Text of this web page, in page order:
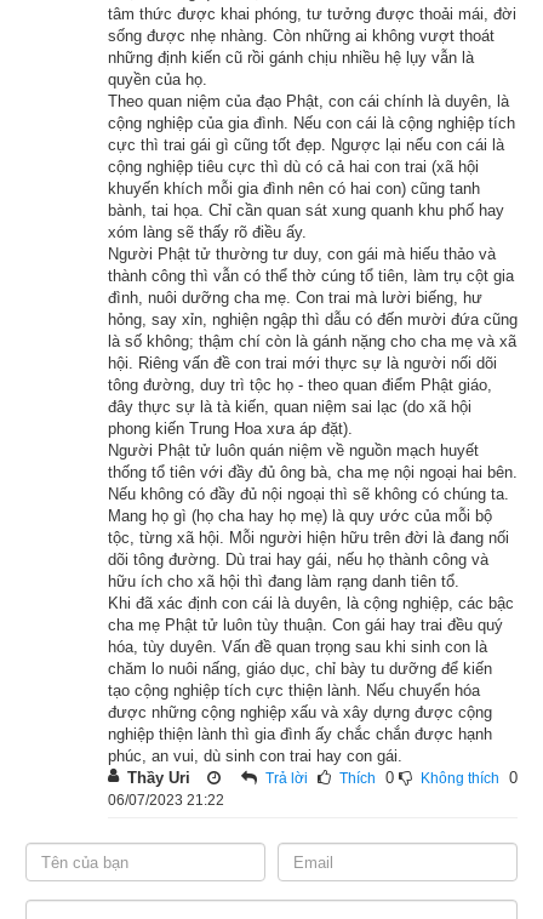
mà còn có nhiều tính năng nâng cao khác như xem ngày
xung khắc với tuổi, xem ngày theo Kinh Kim Phù, Xem ngày
theo Lục Diệu, xem ngày theo Đổng Công tuyển nhật (12
Bành Tổ kỵ nhật, xem ngày xuất hành theo Khổng Minh,
chọn hướng tốt xuất hành , xem giờ tốt theo Lý Thuần Phong
Quỷ Cốc Tử, xem ngày tốt xấu theo dân gian…nên vinh dự
được độc giả bình chọn là phần mềm lịch vạn niên số 1 hiện
nay. Phiên bản lịch vạn niên 202
3 hoàn toàn mới của chúng tôi
không những giao diện đẹp, dễ sử dụng mà còn luận giải
chính xác và chi tiết từng mục giúp độc giả dễ dàng lựa chọn
được ngày tốt, giờ đẹp để khởi sự công việc. Hãy thử một lần
để cảm nhận sự khác biệt so với các phần mềm lịch vạn sự
Lịch vạn niên - Chọn giờ tốt ngày đẹp
Ngày cần xem
Ngày khởi sự (DL)
Giờ khởi sự
Xem ngày
tâm thức được khai phóng, tư tưởng được thoải mái, đời
sống được nhẹ nhàng. Còn những ai không vượt thoát
những định kiến cũ rồi gánh chịu nhiều hệ lụy vẫn là
quyền của họ.
Theo quan niệm của đạo Phật, con cái chính là duyên, là
cộng nghiệp của gia đình. Nếu con cái là cộng nghiệp tích
cực thì trai gái gì cũng tốt đẹp. Ngược lại nếu con cái là
cộng nghiệp tiêu cực thì dù có cả hai con trai (xã hội
khuyến khích mỗi gia đình nên có hai con) cũng tanh
bành, tai họa. Chỉ cần quan sát xung quanh khu phố hay
xóm làng sẽ thấy rõ điều ấy.
Người Phật tử thường tư duy, con gái mà hiếu thảo và
thành công thì vẫn có thể thờ cúng tổ tiên, làm trụ cột gia
đình, nuôi dưỡng cha mẹ. Con trai mà lười biếng, hư
hỏng, say xỉn, nghiện ngập thì dẫu có đến mười đứa cũng
là số không; thậm chí còn là gánh nặng cho cha mẹ và xã
hội. Riêng vấn đề con trai mới thực sự là người nối dõi
tông đường, duy trì tộc họ - theo quan điểm Phật giáo,
đây thực sự là tà kiến, quan niệm sai lạc (do xã hội
phong kiến Trung Hoa xưa áp đặt).
Người Phật tử luôn quán niệm về nguồn mạch huyết
thống tổ tiên với đầy đủ ông bà, cha mẹ nội ngoại hai bên.
Nếu không có đầy đủ nội ngoại thì sẽ không có chúng ta.
Mang họ gì (họ cha hay họ mẹ) là quy ước của mỗi bộ
tộc, từng xã hội. Mỗi người hiện hữu trên đời là đang nối
dõi tông đường. Dù trai hay gái, nếu họ thành công và
hữu ích cho xã hội thì đang làm rạng danh tiên tổ.
Khi đã xác định con cái là duyên, là cộng nghiệp, các bậc
cha mẹ Phật tử luôn tùy thuận. Con gái hay trai đều quý
hóa, tùy duyên. Vấn đề quan trọng sau khi sinh con là
chăm lo nuôi nấng, giáo dục, chỉ bày tu dưỡng để kiến
tạo cộng nghiệp tích cực thiện lành. Nếu chuyển hóa
được những cộng nghiệp xấu và xây dựng được cộng
nghiệp thiện lành thì gia đình ấy chắc chắn được hạnh
phúc, an vui, dù sinh con trai hay con gái.
Thầy Uri
Trả lời Thích 0 Không thích 0
06/07/2023 21:22